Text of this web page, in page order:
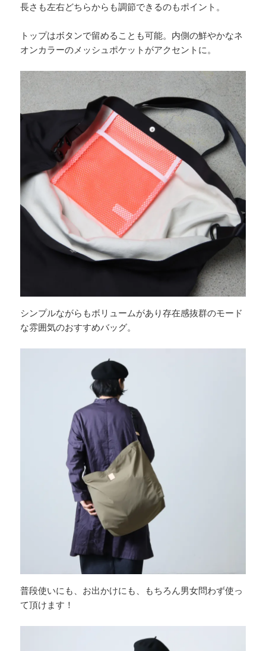
長さも左右どちらからも調節できるのもポイント。
トップはボタンで留めることも可能。内側の鮮やかなネ
オンカラーのメッシュポケットがアクセントに。
シンプルながらもボリュームがあり存在感抜群のモード
な雰囲気のおすすめバッグ。
普段使いにも、お出かけにも、もちろん男女問わず使っ
て頂けます！